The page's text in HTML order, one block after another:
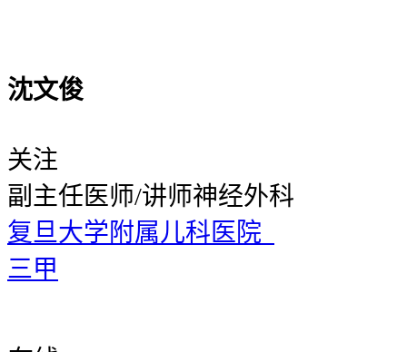
沈文俊
关注
副主任医师/讲师神经外科
复旦大学附属儿科医院
三甲